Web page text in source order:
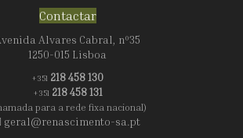
Contactar
Alvares Cabral, nº35
1250-015 Lisboa
+351 218 458 130
+351 218 458 131
para a rede fixa nacional)
geral@renascimento-sa.pt